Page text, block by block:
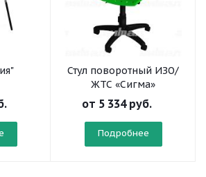
Стул поворотный ИЗО/
ЖТС «Сигма»
от 5 334 руб.
Подробнее